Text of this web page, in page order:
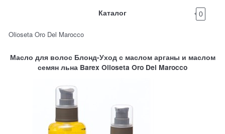
Каталог 0
Olioseta Oro Del Marocco
Масло для волос Блонд-Уход с маслом арганы и маслом
семян льна Barex Olioseta Oro Del Marocco